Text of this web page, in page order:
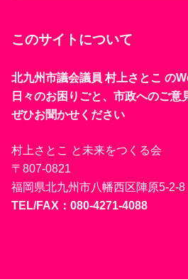
このサイトについて
北九州市議会議員 村上さとこ の
日々のお困りごと、市政へのご意
ぜひお聞かせください
村上さとこ と未来をつくる会
〒807-0821
福岡県北九州市八幡西区陣原5-2-8
TEL/FAX：080-4271-4088